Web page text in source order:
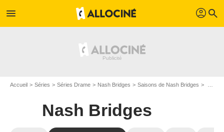
menu profil search
Accueil Séries Séries Drame Nash Bridges Saisons de Nash Bridges
Nash Bridges